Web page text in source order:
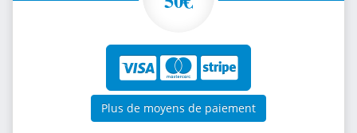
Plus de moyens de paiement